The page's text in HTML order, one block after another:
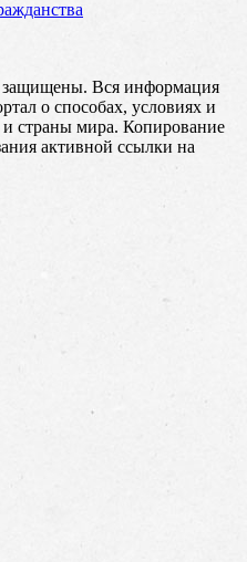
защищены. Вся информация
о способах, условиях и
и страны мира. Копирование
активной ссылки на